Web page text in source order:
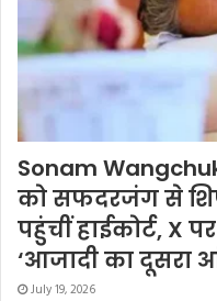
Sonam
को सफदरजंग से
पहुंचीं हाईकोर्ट, X
‘आजादी का दूसरा
July 19, 2026